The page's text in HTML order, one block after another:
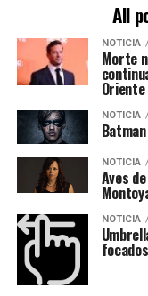
All
NOTICIA
Morte
Oriente
NOTICIA
NOTICIA
Aves
NOTICIA